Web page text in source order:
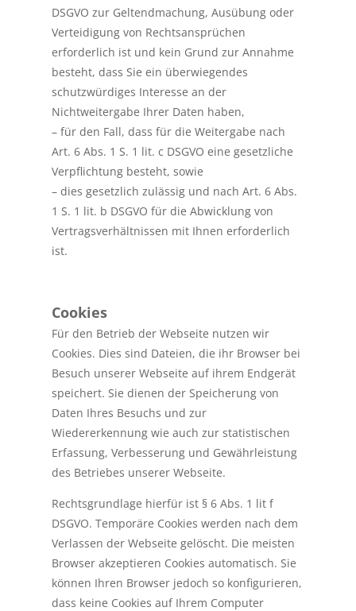
DSGVO zur Geltendmachung, Ausübung oder
Verteidigung von Rechtsansprüchen
erforderlich ist und kein Grund zur Annahme
besteht, dass Sie ein überwiegendes
schutzwürdiges Interesse an der
Nichtweitergabe Ihrer Daten haben,
– für den Fall, dass für die Weitergabe nach
Art. 6 Abs. 1 S. 1 lit. c DSGVO eine gesetzliche
Verpflichtung besteht, sowie
– dies gesetzlich zulässig und nach Art. 6 Abs.
1 S. 1 lit. b DSGVO für die Abwicklung von
Vertragsverhältnissen mit Ihnen erforderlich
ist.
Cookies
Für den Betrieb der Webseite nutzen wir
Cookies. Dies sind Dateien, die ihr Browser bei
Besuch unserer Webseite auf ihrem Endgerät
speichert. Sie dienen der Speicherung von
Daten Ihres Besuchs und zur
Wiedererkennung wie auch zur statistischen
Erfassung, Verbesserung und Gewährleistung
des Betriebes unserer Webseite.
Rechtsgrundlage hierfür ist § 6 Abs. 1 lit f
DSGVO. Temporäre Cookies werden nach dem
Verlassen der Webseite gelöscht. Die meisten
Browser akzeptieren Cookies automatisch. Sie
können Ihren Browser jedoch so konfigurieren,
dass keine Cookies auf Ihrem Computer